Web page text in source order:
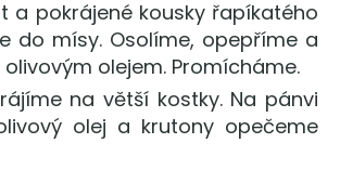
a pokrájené kousky řapíkatého
do mísy. Osolíme, opepříme a
olejem. Promícháme.
na větší kostky. Na pánvi
olej a krutony opečeme